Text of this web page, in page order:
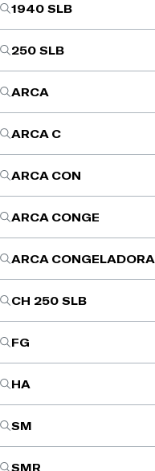
1940 SLB
250 SLB
ARCA
ARCA C
ARCA CON
ARCA CONGE
ARCA CONGELADORA
CH 250 SLB
FG
HA
SM
SMR